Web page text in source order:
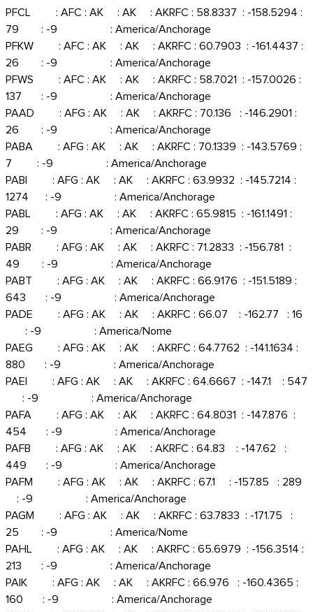
PFCL : AFC : AK : AK : AKRFC : 58.8337 : -158.5294 :
79 : -9 : America/Anchorage
PFKW : AFC : AK : AK : AKRFC : 60.7903 : -161.4437 :
26 : -9 : America/Anchorage
PFWS : AFC : AK : AK : AKRFC : 58.7021 : -157.0026 :
137 : -9 : America/Anchorage
PAAD : AFG : AK : AK : AKRFC : 70.136 : -146.2901 :
26 : -9 : America/Anchorage
PABA : AFG : AK : AK : AKRFC : 70.1339 : -143.5769 :
7 : -9 : America/Anchorage
PABI : AFG : AK : AK : AKRFC : 63.9932 : -145.7214 :
1274 : -9 : America/Anchorage
PABL : AFG : AK : AK : AKRFC : 65.9815 : -161.1491 :
29 : -9 : America/Anchorage
PABR : AFG : AK : AK : AKRFC : 71.2833 : -156.781 :
49 : -9 : America/Anchorage
PABT : AFG : AK : AK : AKRFC : 66.9176 : -151.5189 :
643 : -9 : America/Anchorage
PADE : AFG : AK : AK : AKRFC : 66.07 : -162.77 : 16
: -9 : America/Nome
PAEG : AFG : AK : AK : AKRFC : 64.7762 : -141.1634 :
880 : -9 : America/Anchorage
PAEI : AFG : AK : AK : AKRFC : 64.6667 : -147.1 : 547
: -9 : America/Anchorage
PAFA : AFG : AK : AK : AKRFC : 64.8031 : -147.876 :
454 : -9 : America/Anchorage
PAFB : AFG : AK : AK : AKRFC : 64.83 : -147.62 :
449 : -9 : America/Anchorage
PAFM : AFG : AK : AK : AKRFC : 67.1 : -157.85 : 289
: -9 : America/Anchorage
PAGM : AFG : AK : AK : AKRFC : 63.7833 : -171.75 :
25 : -9 : America/Nome
PAHL : AFG : AK : AK : AKRFC : 65.6979 : -156.3514 :
213 : -9 : America/Anchorage
PAIK : AFG : AK : AK : AKRFC : 66.976 : -160.4365 :
160 : -9 : America/Anchorage